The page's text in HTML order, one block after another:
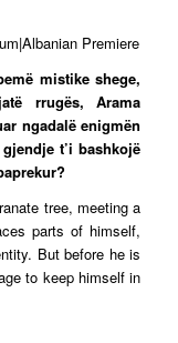
Premiere
mistike shege,
rrugës, Arama
ngadalë enigmën
t’i bashkojë
tree, meeting a
parts of himself,
But before he is
to keep himself in